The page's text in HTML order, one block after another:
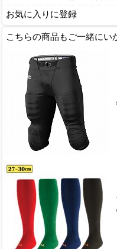
お気に入りに登録
こちらの商品もご一緒にい